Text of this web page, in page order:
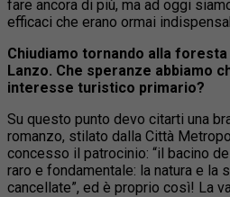
fare ancora di più, ma ad oggi
efficaci che erano ormai
Chiudiamo tornando alla
Lanzo. Che speranze abbiamo
interesse turistico primario?
Su questo punto devo citarti una
romanzo, stilato dalla Città
concesso il patrocinio: “il bacino
raro e fondamentale: la natura e la
cancellate”, ed è proprio così! La